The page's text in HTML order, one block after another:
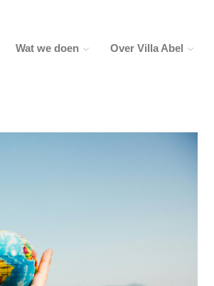
Wat we doen Over Villa Abel